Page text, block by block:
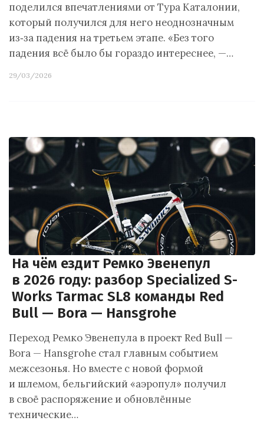
поделился впечатлениями от Тура Каталонии,
который получился для него неоднозначным
из‑за падения на третьем этапе. «Без того
падения всё было бы гораздо интереснее, —…
29/03/2026
На чём ездит Ремко Эвенепул
в 2026 году: разбор Specialized S-
Works Tarmac SL8 команды Red
Bull — Bora — Hansgrohe
Переход Ремко Эвенепула в проект Red Bull —
Bora — Hansgrohe стал главным событием
межсезонья. Но вместе с новой формой
и шлемом, бельгийский «аэропул» получил
в своё распоряжение и обновлённые
технические…